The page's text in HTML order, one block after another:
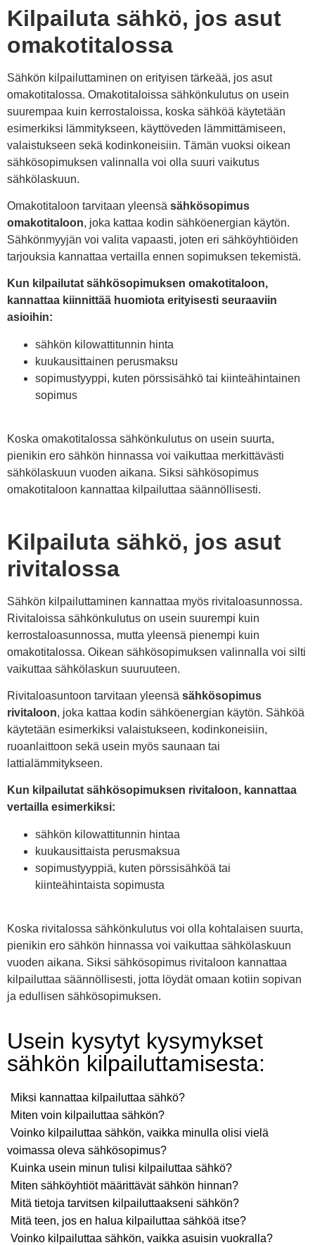
Kilpailuta sähkö, jos asut
omakotitalossa
Sähkön kilpailuttaminen on erityisen tärkeää, jos asut
omakotitalossa. Omakotitaloissa sähkönkulutus on usein
suurempaa kuin kerrostaloissa, koska sähköä käytetään
esimerkiksi lämmitykseen, käyttöveden lämmittämiseen,
valaistukseen sekä kodinkoneisiin. Tämän vuoksi oikean
sähkösopimuksen valinnalla voi olla suuri vaikutus
sähkölaskuun.
Omakotitaloon tarvitaan yleensä sähkösopimus
omakotitaloon, joka kattaa kodin sähköenergian käytön.
Sähkönmyyjän voi valita vapaasti, joten eri sähköyhtiöiden
tarjouksia kannattaa vertailla ennen sopimuksen tekemistä.
Kun kilpailutat sähkösopimuksen omakotitaloon,
kannattaa kiinnittää huomiota erityisesti seuraaviin
asioihin:
sähkön kilowattitunnin hinta
kuukausittainen perusmaksu
sopimustyyppi, kuten pörssisähkö tai kiinteähintainen
sopimus
Koska omakotitalossa sähkönkulutus on usein suurta,
pienikin ero sähkön hinnassa voi vaikuttaa merkittävästi
sähkölaskuun vuoden aikana. Siksi sähkösopimus
omakotitaloon kannattaa kilpailuttaa säännöllisesti.
Kilpailuta sähkö, jos asut
rivitalossa
Sähkön kilpailuttaminen kannattaa myös rivitaloasunnossa.
Rivitaloissa sähkönkulutus on usein suurempi kuin
kerrostaloasunnossa, mutta yleensä pienempi kuin
omakotitalossa. Oikean sähkösopimuksen valinnalla voi silti
vaikuttaa sähkölaskun suuruuteen.
Rivitaloasuntoon tarvitaan yleensä sähkösopimus
rivitaloon, joka kattaa kodin sähköenergian käytön. Sähköä
käytetään esimerkiksi valaistukseen, kodinkoneisiin,
ruoanlaittoon sekä usein myös saunaan tai
lattialämmitykseen.
Kun kilpailutat sähkösopimuksen rivitaloon, kannattaa
vertailla esimerkiksi:
sähkön kilowattitunnin hintaa
kuukausittaista perusmaksua
sopimustyyppiä, kuten pörssisähköä tai
kiinteähintaista sopimusta
Koska rivitalossa sähkönkulutus voi olla kohtalaisen suurta,
pienikin ero sähkön hinnassa voi vaikuttaa sähkölaskuun
vuoden aikana. Siksi sähkösopimus rivitaloon kannattaa
kilpailuttaa säännöllisesti, jotta löydät omaan kotiin sopivan
ja edullisen sähkösopimuksen.
Usein kysytyt kysymykset
sähkön kilpailuttamisesta:
Miksi kannattaa kilpailuttaa sähkö?
Miten voin kilpailuttaa sähkön?
Voinko kilpailuttaa sähkön, vaikka minulla olisi vielä
voimassa oleva sähkösopimus?
Kuinka usein minun tulisi kilpailuttaa sähkö?
Miten sähköyhtiöt määrittävät sähkön hinnan?
Mitä tietoja tarvitsen kilpailuttaakseni sähkön?
Mitä teen, jos en halua kilpailuttaa sähköä itse?
Voinko kilpailuttaa sähkön, vaikka asuisin vuokralla?